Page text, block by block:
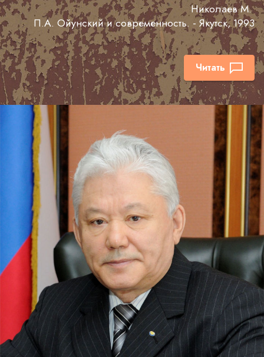
Николаев М.
П.А. Ойунский и современность. - Якутск, 1993
Читать